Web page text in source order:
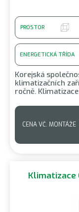
PROSTOR
ENERGETICKÁ TŘÍDA
Korejská
klimatizačních
ročně.
CENA VČ. MONTÁŽE
Klimatizace